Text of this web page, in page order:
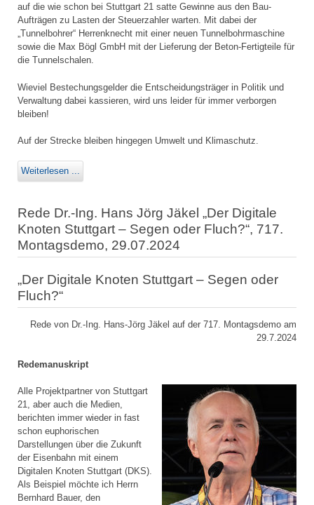
auf die wie schon bei Stuttgart 21 satte Gewinne aus den Bau-
Aufträgen zu Lasten der Steuerzahler warten. Mit dabei der
„Tunnelbohrer“ Herrenknecht mit einer neuen Tunnelbohrmaschine
sowie die Max Bögl GmbH mit der Lieferung der Beton-Fertigteile für
die Tunnelschalen.
Wieviel Bestechungsgelder die Entscheidungsträger in Politik und
Verwaltung dabei kassieren, wird uns leider für immer verborgen
bleiben!
Auf der Strecke bleiben hingegen Umwelt und Klimaschutz.
Weiterlesen ...
Rede Dr.-Ing. Hans Jörg Jäkel „Der Digitale
Knoten Stuttgart – Segen oder Fluch?“, 717.
Montagsdemo, 29.07.2024
„Der Digitale Knoten Stuttgart – Segen oder
Fluch?“
Rede von Dr.-Ing. Hans-Jörg Jäkel auf der 717. Montagsdemo am
29.7.2024
Redemanuskript
Alle Projektpartner von Stuttgart
21, aber auch die Medien,
berichten immer wieder in fast
schon euphorischen
Darstellungen über die Zukunft
der Eisenbahn mit einem
Digitalen Knoten Stuttgart (DKS).
Als Beispiel möchte ich Herrn
Bernhard Bauer, den